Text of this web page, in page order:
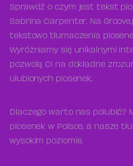
Sprawdź o czym jest tekst
Sabrina Carpenter. Na
tekstowo tłumaczenia
Wyróżniamy się unikalnymi
pozwolą Ci na dokładne
ulubionych piosenek.
Dlaczego warto nas polubić?
piosenek w Polsce, a nasze
wysokim poziomie.